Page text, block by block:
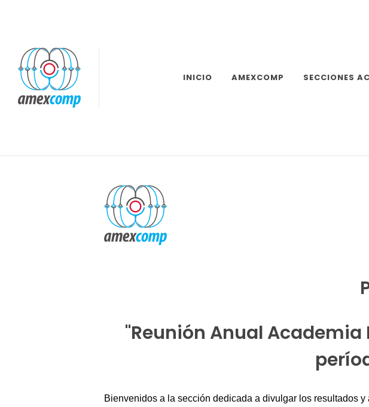
INICIO AMEXCOMP SECCIONES
"Reunión Anual
Bienvenidos a la sección dedicada a divulgar los resultados